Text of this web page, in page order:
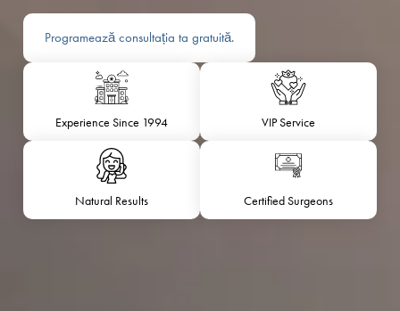
Programează consultația ta gratuită.
Experience Since 1994 VIP Service
Natural Results Certified Surgeons